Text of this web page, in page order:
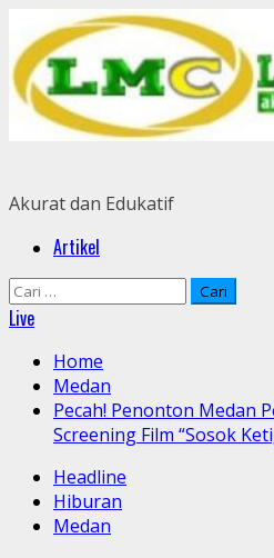
to
content
Akurat dan Edukatif
PrimaryArtikel
Cari
untuk:
Live
Home
Medan
Pecah! Penonton Medan
Screening Film “Sosok
Headline
Hiburan
Medan